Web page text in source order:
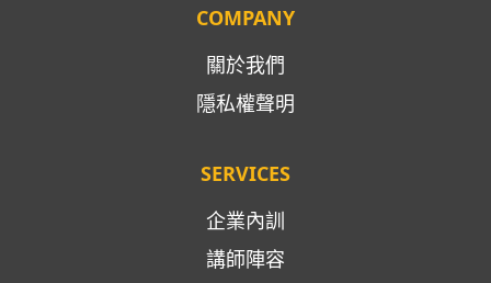
COMPANY
關於我們
隱私權聲明
SERVICES
企業內訓
講師陣容